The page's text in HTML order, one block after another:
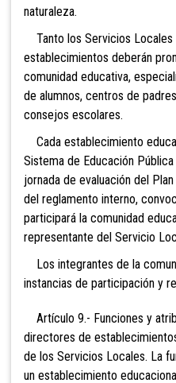
naturaleza.
Tanto los Servicios
establecimientos deberán
comunidad educativa,
de alumnos, centros de
consejos escolares.
Cada establecimiento
Sistema de Educación
jornada de evaluación del
del reglamento interno,
participará la comunidad
representante del Servicio
Los integrantes de la
instancias de participación y
Artículo 9.- Funciones y
directores de
de los Servicios Locales. La
un establecimiento